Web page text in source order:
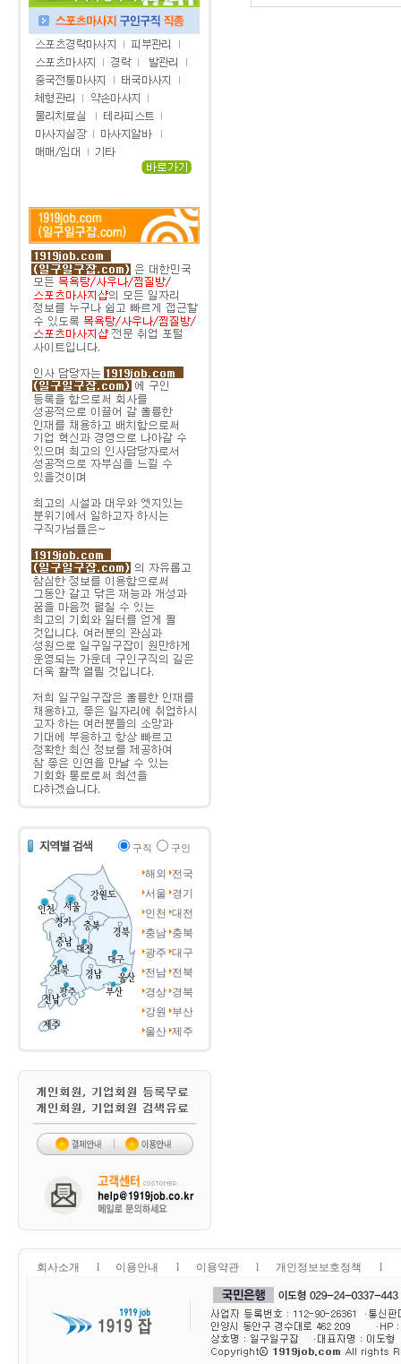
구직 구인
해외
전국
서울 경기
인천 대전
충남 충북
광주 대구
전남 전북
경상 경북
강원
부산
울산 제주
회사소개 l 이용안내 l 이용약관 l 개인정보보호정책 l